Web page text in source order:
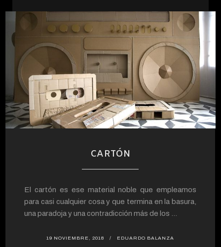
CARTÓN
El cartón es ese material noble que empleamos
para casi cualquier cosa y que termina en la basura,
una paradoja y una contradicción más de los ...
19 NOVIEMBRE, 2018 EDUARDO BALANZA